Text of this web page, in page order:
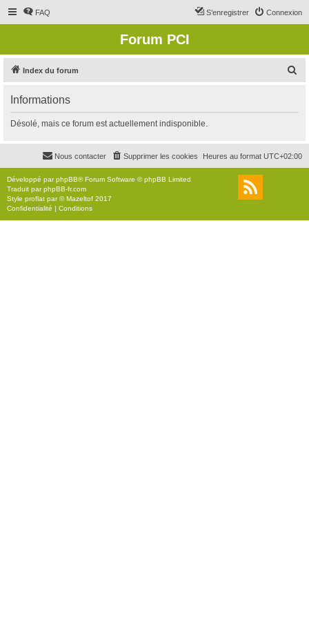
FAQ Connexion
S’enregistrer
Forum PCI
Index du forum
r
c
r
Informations
Désolé, mais ce forum est actuellement indisponible.
Heures au format UTC+02:00
Supprimer les cookies
Nous contacter
Développé parphpBB® Forum Software © phpBB Limited
Traduit parphpBB-fr.com
Style proflat par ©Mazeltof 2017
Confidentialité | Conditions